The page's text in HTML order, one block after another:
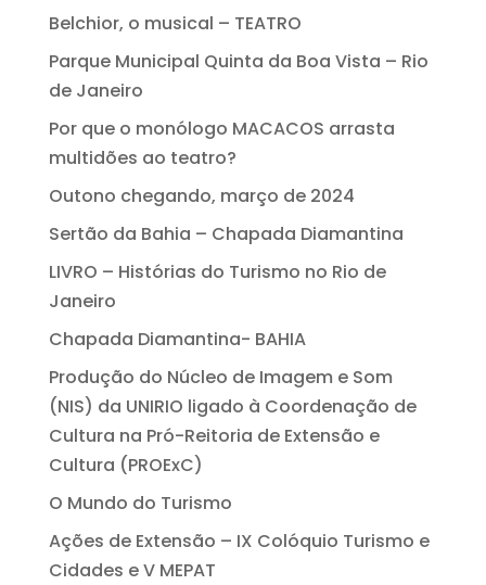
Belchior, o musical – TEATRO
Parque Municipal Quinta da Boa Vista – Rio
de Janeiro
Por que o monólogo MACACOS arrasta
multidões ao teatro?
Outono chegando, março de 2024
Sertão da Bahia – Chapada Diamantina
LIVRO – Histórias do Turismo no Rio de
Janeiro
Chapada Diamantina- BAHIA
Produção do Núcleo de Imagem e Som
(NIS) da UNIRIO ligado à Coordenação de
Cultura na Pró-Reitoria de Extensão e
Cultura (PROExC)
O Mundo do Turismo
Ações de Extensão – IX Colóquio Turismo e
Cidades e V MEPAT